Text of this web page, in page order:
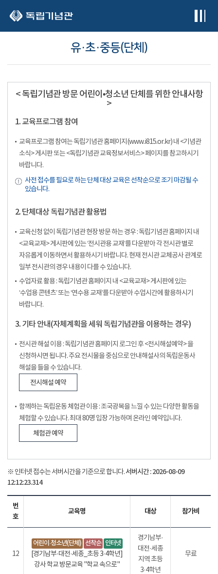
유·초·중등(단체)
< 독립기념관 방문 어린이•청소년 단체를 위한 안내사항
>
1. 교육프로그램 참여
교육프로그램 참여는 독립기념관 홈페이지(www.i815.or.kr) 내 <기념관
소식> 게시판 또는 <독립기념관 교육정보서비스> 페이지를 참고하시기
바랍니다.
사전 접수를 필요로 하는 단체 대상 교육은 선착순으로 조기 마감될 수
있습니다.
2. 단체대상 독립기념관 활용법
교육신청 없이 독립기념관 현장 방문 하는 경우 : 독립기념관 홈페이지 내
<교육교재> 게시판에 있는 ‘전시관용 교재’를 다운받아 각 전시관 별로
자유롭게 이동하면서 활용하시기 바랍니다. 현재 전시관 교체공사 관계로
일부 전시관의 경우 내용이 다를 수 있습니다.
수업자료 활용 : 독립기념관 홈페이지 내 <교육교재> 게시판에 있는
‘수업용 콘텐츠’ 또는 ‘연수용 교재’를 다운받아 수업시간에 활용하시기
바랍니다.
3. 기타 안내(자체계획을 세워 독립기념관을 이용하는 경우)
전시관 해설 이용 : 독립기념관 홈페이지 로그인 후 <전시해설예약> 을
신청하시면 됩니다. 주요 전시물을 중심으로 안내해설사의 독립운동사
해설을 들을 수 있습니다.
전시해설 예약
함께하는 독립운동 체험관 이용 : 조국광복을 느낄 수 있는 다양한 활동을
체험할 수 있습니다. 최대 80명 입장 가능하며 온라인 예약입니다.
체험관 예약
※ 인터넷 접수는 서버시간을 기준으로 합니다.서버시간 :2026-08-09
12:12:23.334
번
호
교육명 대상 참가비
12
어린이·청소년(단체) 선착순 인터넷
[경기남부·대전·세종_초등 3·4학년]
강사 학교 방문교육 "학교 속으로"
경기남부·
대전·세종
지역 초등
3·4학년
무료